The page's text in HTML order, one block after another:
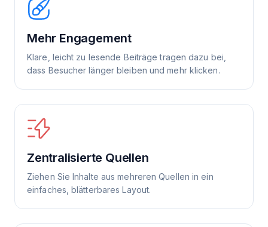
Mehr Engagement
Klare, leicht zu lesende Beiträge tragen dazu bei,
dass Besucher länger bleiben und mehr klicken.
Zentralisierte Quellen
Ziehen Sie Inhalte aus mehreren Quellen in ein
einfaches, blätterbares Layout.